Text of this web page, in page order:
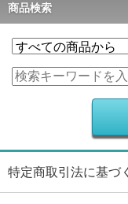
商品検索
特定商取引法に基づ